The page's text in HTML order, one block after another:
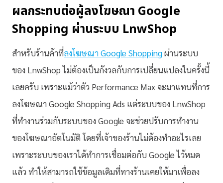
ผลกระทบต่อผู้ลงโฆษณา Google
Shopping ผ่านระบบ LnwShop
สำหรับร้านค้าที่ลงโฆษณา Google Shoppingผ่านระบบ
ของ LnwShop ไม่ต้องเป็นกังวลกับการเปลี่ยนแปลงในครั้งนี้
เลยครับ เพราะแม้ว่าตัว Performance Max จะมาแทนที่การ
ลงโฆษณา Google Shopping Ads แต่ระบบของ LnwShop
ที่ทำงานร่วมกับระบบของ Google จะช่วยปรับการทำงาน
ของโฆษณาอัตโนมัติ โดยที่เจ้าของร้านไม่ต้องทำอะไรเลย
เพราะระบบของเราได้ทำการเชื่อมต่อกับ Google ไว้หมด
แล้ว ทำให้สามารถใช้ข้อมูลเดิมที่ทางร้านเคยให้มาเพื่อลง